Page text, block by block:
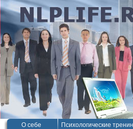
О себе Психологические